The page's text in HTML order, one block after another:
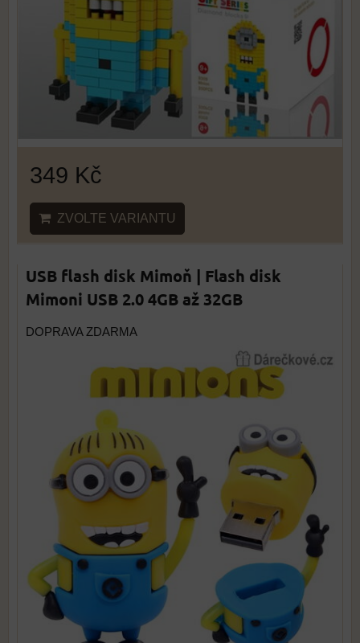
349 Kč
ZVOLTE VARIANTU
USB flash disk Mimoň | Flash disk
Mimoni USB 2.0 4GB až 32GB
DOPRAVA ZDARMA